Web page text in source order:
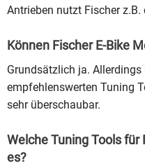
Antrieben nutzt Fischer
Können Fischer E-Bike
Grundsätzlich ja.
empfehlenswerten Tuning
sehr überschaubar.
Welche Tuning Tools für
es?